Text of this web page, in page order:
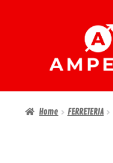
la
contenido
Home FERRETERIA